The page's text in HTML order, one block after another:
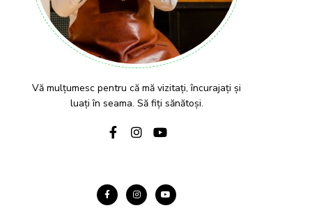
Vă mulțumesc pentru că mă vizitați, încurajați și
luați în seama. Să fiți sănătoși.